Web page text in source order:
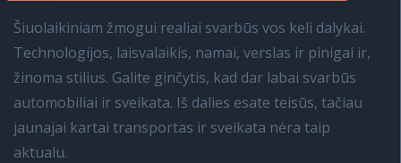
Šiuolaikiniam žmogui realiai svarbūs vos keli dalykai.
Technologijos, laisvalaikis, namai, verslas ir pinigai ir,
žinoma stilius. Galite ginčytis, kad dar labai svarbūs
automobiliai ir sveikata. Iš dalies esate teisūs, tačiau
jaunajai kartai transportas ir sveikata nėra taip
aktualu.